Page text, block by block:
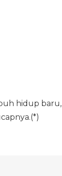
hidup baru,